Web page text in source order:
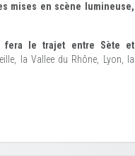
mises en scène lumineuse,
fera le trajet entre Sète et
la Vallee du Rhône, Lyon, la